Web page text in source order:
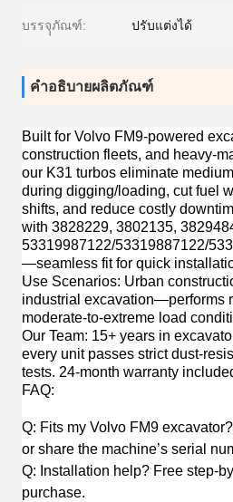
บรรจุุภัณฑ์: ปรับแต่งได้
คำอธิบายผลิตภัณฑ์
Built for Volvo FM9-powered
construction fleets, and heavy-
our K31 turbos eliminate
during digging/loading, cut fuel
shifts, and reduce costly
with 3828229, 3802135,
53319987122/53319887122/
—seamless fit for quick
Use Scenarios: Urban
industrial excavation—performs
moderate-to-extreme load
Our Team: 15+ years in
every unit passes strict dust-
tests. 24-month warranty
FAQ:
Q: Fits my Volvo FM9
or share the machine’s serial
Q: Installation help? Free step-
purchase.